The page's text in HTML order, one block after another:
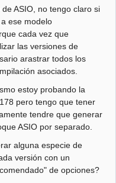
ASIO, no tengo claro si
ese modelo
cada vez que
las versiones de
arastrar todos los
asociados.
estoy probando la
pero tengo que tener
tendre que generar
ASIO por separado.
alguna especie de
versión con un
de opciones?